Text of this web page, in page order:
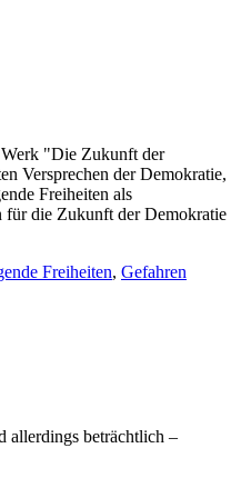
Werk "Die Zukunft der
Versprechen der Demokratie,
Freiheiten als
für die Zukunft der Demokratie
Freiheiten, Gefahren
allerdings beträchtlich –